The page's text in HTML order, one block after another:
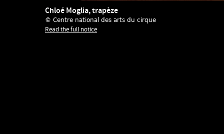
Chloé Moglia, trapèze
© Centre national des arts du cirque
Read the full notice